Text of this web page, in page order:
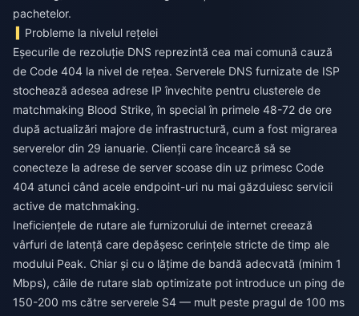
pachetelor.
Probleme la nivelul rețelei
Eșecurile de rezoluție DNS reprezintă cea mai comună cauză
de Code 404 la nivel de rețea. Serverele DNS furnizate de ISP
stochează adesea adrese IP învechite pentru clusterele de
matchmaking Blood Strike, în special în primele 48-72 de ore
după actualizări majore de infrastructură, cum a fost migrarea
serverelor din 29 ianuarie. Clienții care încearcă să se
conecteze la adrese de server scoase din uz primesc Code
404 atunci când acele endpoint-uri nu mai găzduiesc servicii
active de matchmaking.
Ineficiențele de rutare ale furnizorului de internet creează
vârfuri de latență care depășesc cerințele stricte de timp ale
modului Peak. Chiar și cu o lățime de bandă adecvată (minim 1
Mbps), căile de rutare slab optimizate pot introduce un ping de
150-200 ms către serverele S4 — mult peste pragul de 100 ms